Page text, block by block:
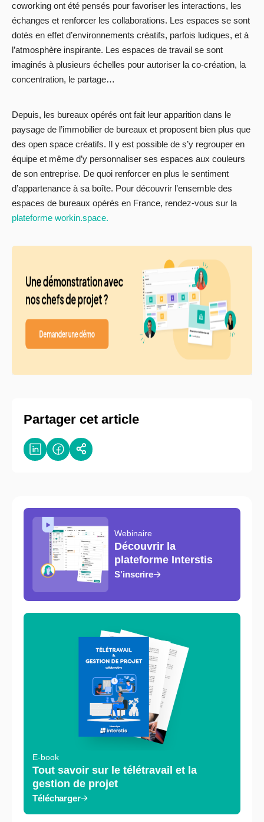
coworking ont été pensés pour favoriser les interactions, les
échanges et renforcer les collaborations. Les espaces se sont
dotés en effet d’environnements créatifs, parfois ludiques, et à
l’atmosphère inspirante. Les espaces de travail se sont
imaginés à plusieurs échelles pour autoriser la co-création, la
concentration, le partage…
Depuis, les bureaux opérés ont fait leur apparition dans le
paysage de l’immobilier de bureaux et proposent bien plus que
des open space créatifs. Il y est possible de s’y regrouper en
équipe et même d’y personnaliser ses espaces aux couleurs
de son entreprise. De quoi renforcer en plus le sentiment
d’appartenance à sa boîte. Pour découvrir l’ensemble des
espaces de bureaux opérés en France, rendez-vous sur la
plateforme workin.space.
Partager cet article
Webinaire
Découvrir la
plateforme Interstis
S’inscrire
E-book
Tout savoir sur le télétravail et la
gestion de projet
Télécharger